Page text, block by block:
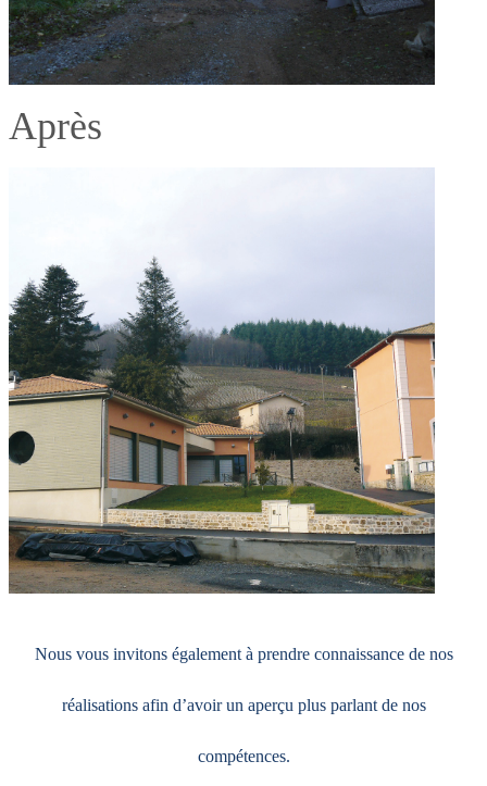
Après
Nous vous invitons également à prendre connaissance de nos
réalisationsafin d’avoir un aperçu plus parlant de nos
compétences.